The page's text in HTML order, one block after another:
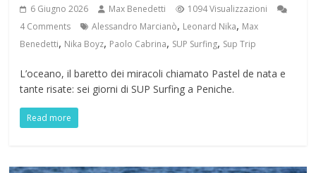
6 Giugno 2026 Max Benedetti
1094 Visualizzazioni
4 Comments
Alessandro Marcianò, Leonard Nika, Max
Benedetti, Nika Boyz, Paolo Cabrina, SUP Surfing, Sup Trip
L’oceano, il baretto dei miracoli chiamato Pastel de nata e
tante risate: sei giorni di SUP Surfing a Peniche.
Read more